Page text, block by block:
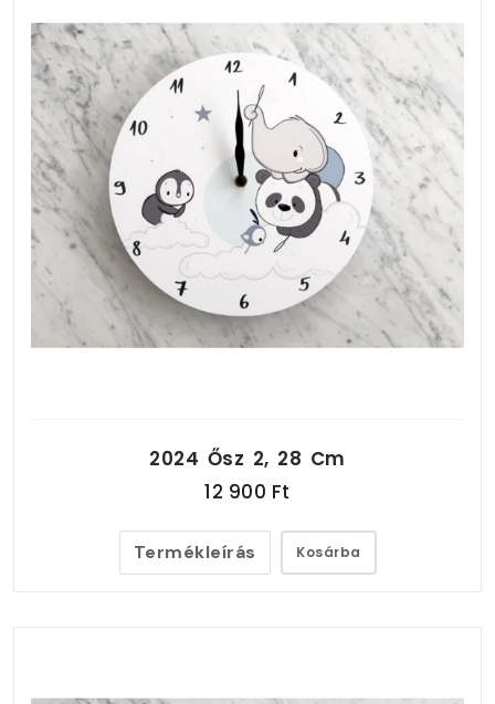
2024 Ősz 2, 28 Cm
12 900 Ft
Termékleírás Kosárba